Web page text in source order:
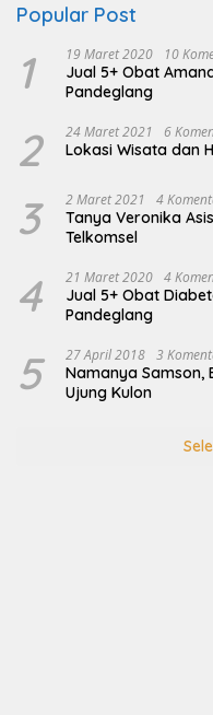
Popular Post
1 19 Maret 2020 10
Jual 5+ Obat
Pandeglang
2 24 Maret 2021 6
Lokasi Wisata dan
3 2 Maret 2021 4
Tanya Veronika
Telkomsel
4 21 Maret 2020 4
Jual 5+ Obat
Pandeglang
5 27 April 2018 3
Namanya Samson,
Ujung Kulon